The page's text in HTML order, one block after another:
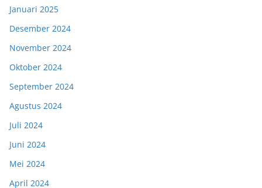
Januari 2025
Desember 2024
November 2024
Oktober 2024
September 2024
Agustus 2024
Juli 2024
Juni 2024
Mei 2024
April 2024